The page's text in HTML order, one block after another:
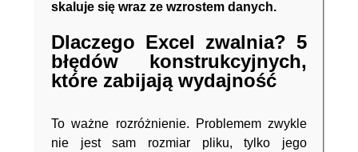
skaluje się wraz ze wzrostem danych.
Dlaczego Excel zwalnia? 5
błędów konstrukcyjnych,
które zabijają wydajność
To ważne rozróżnienie. Problemem zwykle
nie jest sam rozmiar pliku, tylko jego